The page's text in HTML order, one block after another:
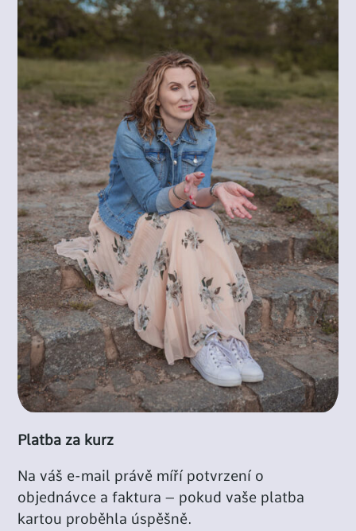
Platba za kurz
Na váš e-mail právě míří potvrzení o
objednávce a faktura – pokud vaše platba
kartou proběhla úspěšně.